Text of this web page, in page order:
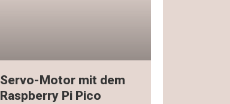
Servo-Motor mit dem
Raspberry Pi Pico